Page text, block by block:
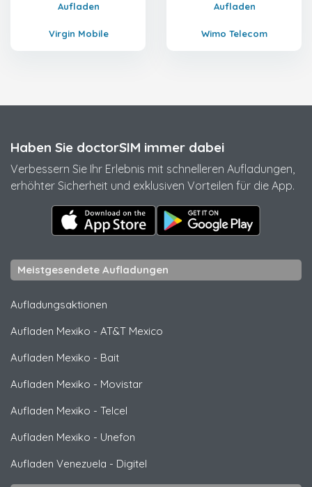
Aufladen
Virgin Mobile
Aufladen
Wimo Telecom
Haben Sie doctorSIM immer dabei
Verbessern Sie Ihr Erlebnis mit schnelleren Aufladungen,
erhöhter Sicherheit und exklusiven Vorteilen für die App.
Meistgesendete Aufladungen
Aufladungsaktionen
Aufladen Mexiko - AT&T Mexico
Aufladen Mexiko - Bait
Aufladen Mexiko - Movistar
Aufladen Mexiko - Telcel
Aufladen Mexiko - Unefon
Aufladen Venezuela - Digitel